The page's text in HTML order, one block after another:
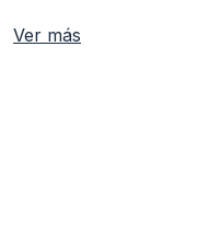
Ver más